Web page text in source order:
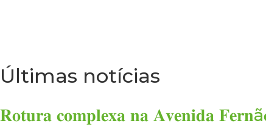
Últimas notícias
𝐑𝐨𝐭𝐮𝐫𝐚 𝐜𝐨𝐦𝐩𝐥𝐞𝐱𝐚 𝐧𝐚 𝐀𝐯𝐞𝐧𝐢𝐝𝐚